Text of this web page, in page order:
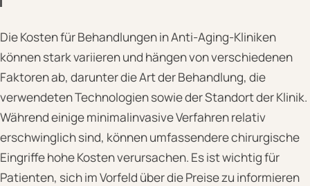
Die Kosten für Behandlungen in Anti-Aging-Kliniken
können stark variieren und hängen von verschiedenen
Faktoren ab, darunter die Art der Behandlung, die
verwendeten Technologien sowie der Standort der Klinik.
Während einige minimalinvasive Verfahren relativ
erschwinglich sind, können umfassendere chirurgische
Eingriffe hohe Kosten verursachen. Es ist wichtig für
Patienten, sich im Vorfeld über die Preise zu informieren